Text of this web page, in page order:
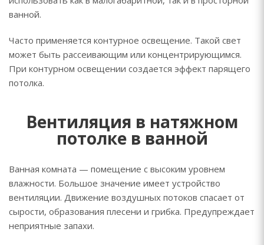
ванной.
Часто применяется контурное освещение. Такой свет
может быть рассеивающим или концентрирующимся.
При контурном освещении создается эффект парящего
потолка.
Вентиляция в натяжном
потолке в ванной
Ванная комната — помещение с высоким уровнем
влажности. Большое значение имеет устройство
вентиляции. Движение воздушных потоков спасает от
сырости, образования плесени и грибка. Предупреждает
неприятные запахи.